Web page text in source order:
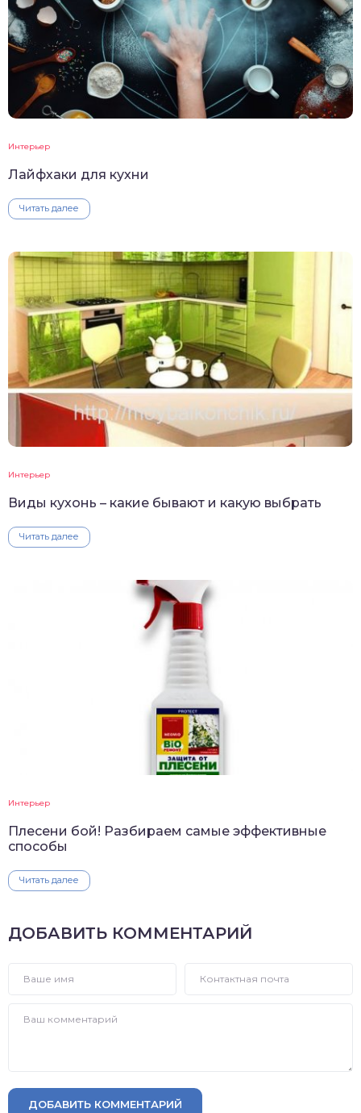
Интерьер
Лайфхаки для кухни
Читать далее
Интерьер
Виды кухонь – какие бывают и какую выбрать
Читать далее
Интерьер
Плесени бой! Разбираем самые эффективные
способы
Читать далее
ДОБАВИТЬ КОММЕНТАРИЙ
ДОБАВИТЬ КОММЕНТАРИЙ